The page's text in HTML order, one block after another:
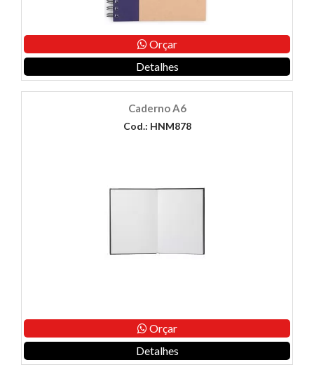
Orçar
Detalhes
Caderno A6
Cod.: HNM878
Orçar
Detalhes